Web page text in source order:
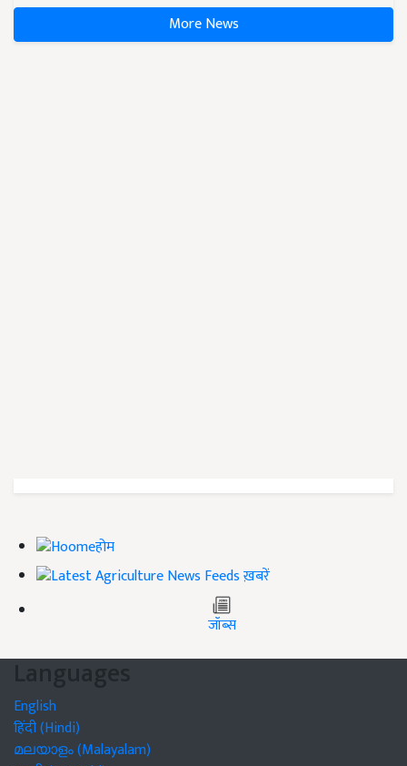
More News
होम
ख़बरें
जॉब्स
Languages
English
हिंदी (Hindi)
മലയാളം (Malayalam)